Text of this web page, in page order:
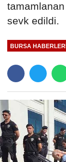
sevk edildi.
BURSA